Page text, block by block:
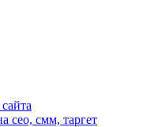
сео, смм, таргет